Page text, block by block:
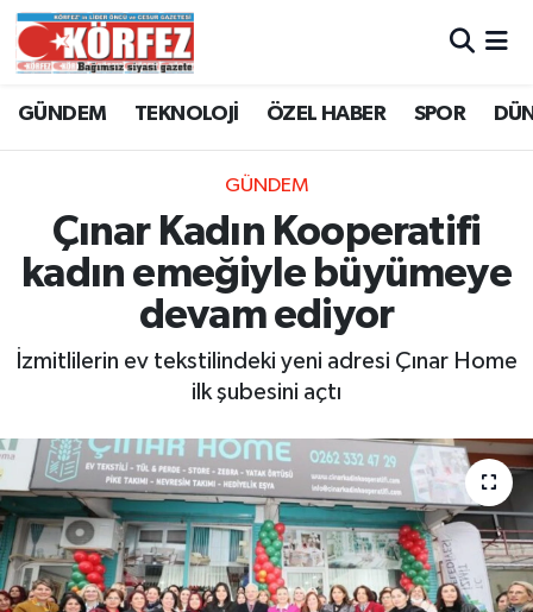
GÜNDEM TEKNOLOJİ ÖZEL HABER SPOR
GÜNDEM
Çınar Kadın Kooperatifi
kadın emeğiyle büyümeye
devam ediyor
İzmitlilerin ev tekstilindeki yeni adresi Çınar Home
ilk şubesini açtı
Trafik Durumu
Süper Lig Puan Durumu ve Fikstür
Tüm Manşetler
Son Dakika Haberleri